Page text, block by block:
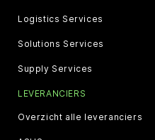
Logistics Services
Solutions Services
Supply Services
LEVERANCIERS
Overzicht alle leveranciers